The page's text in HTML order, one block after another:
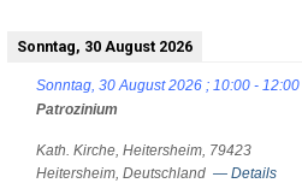
Sonntag, 30 August 2026
Sonntag, 30 August 2026; 10:00- 12:00
Patrozinium
Kath. Kirche, Heitersheim, 79423
Heitersheim, Deutschland — Details